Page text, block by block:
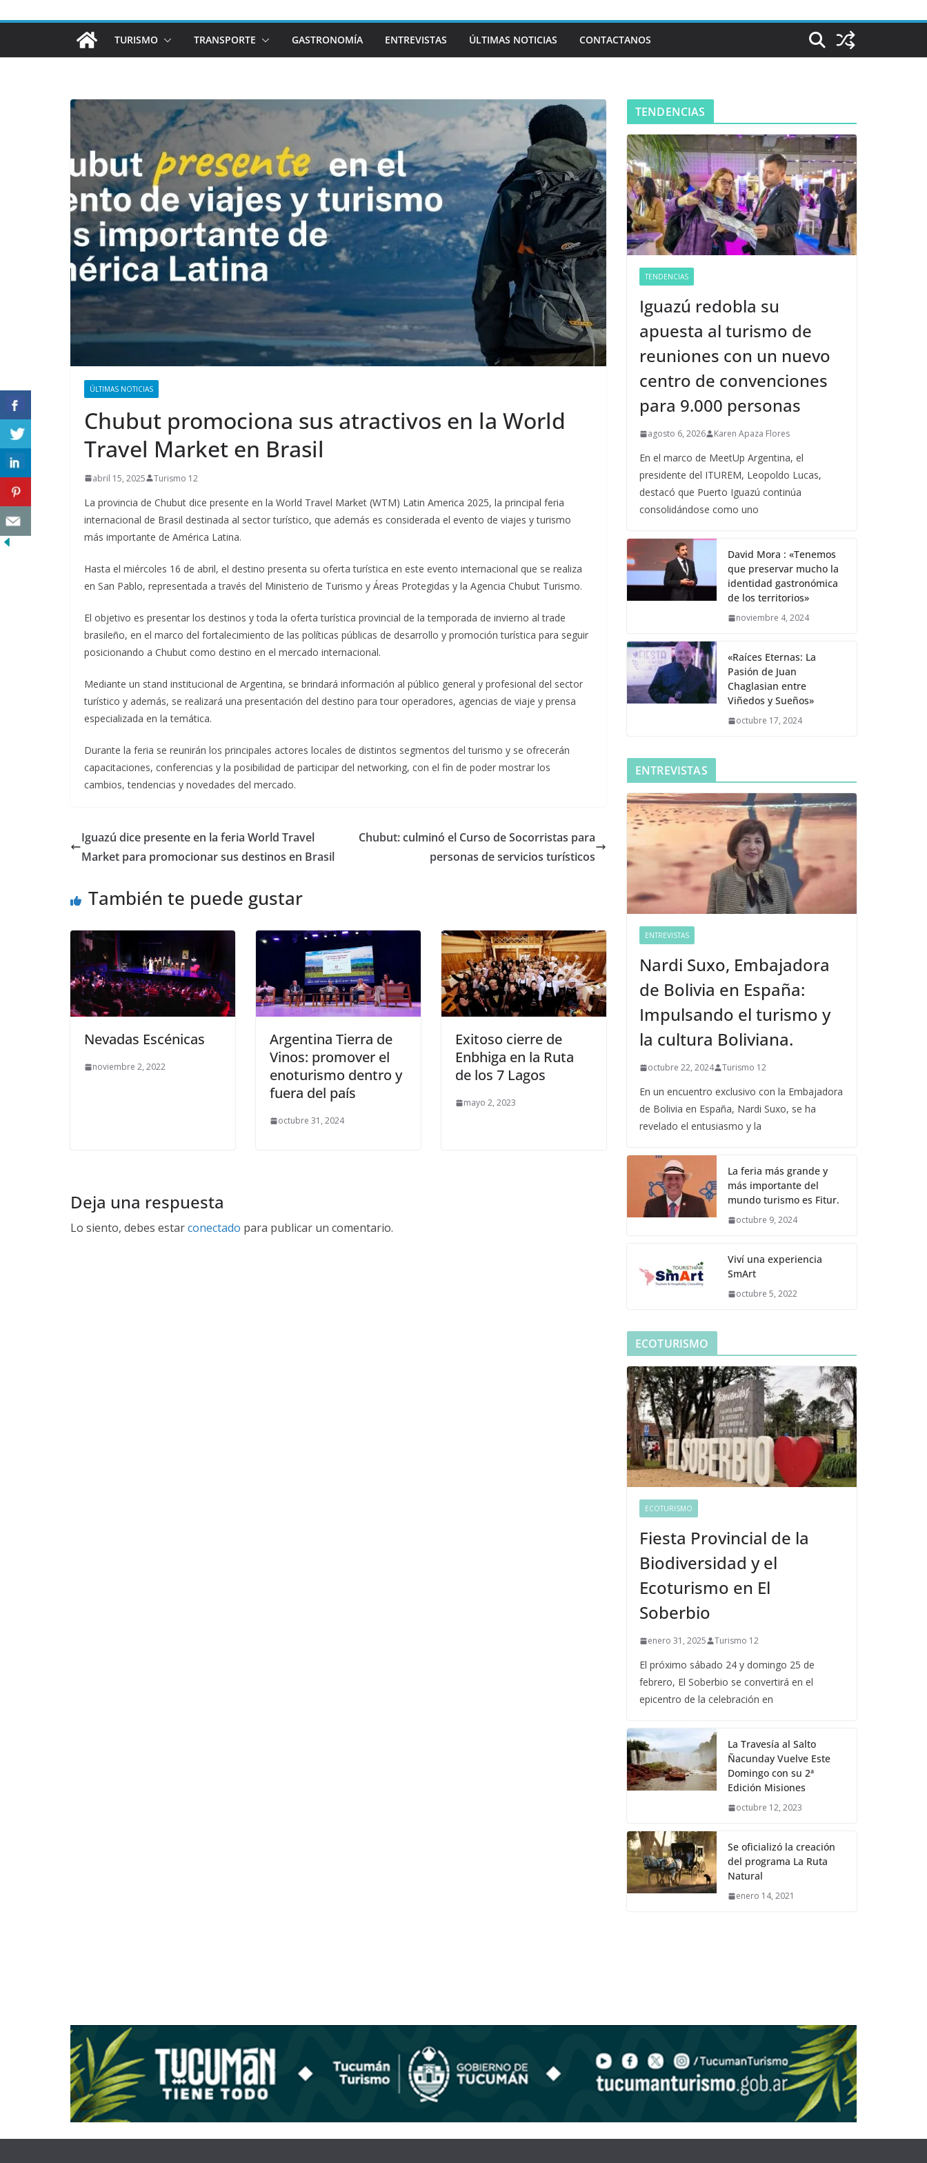
TURISMO TRANSPORTE GASTRONOMÍA ENTREVISTAS ÚLTIMAS NOTICIAS CONTACTANOS
ÚLTIMAS NOTICIAS
Chubut promociona sus atractivos en la World
Travel Market en Brasil
abril 15, 2025 Turismo 12
La provincia de Chubut dice presente en la World Travel Market (WTM) Latin America 2025, la principal feria
internacional de Brasil destinada al sector turístico, que además es considerada el evento de viajes y turismo
más importante de América Latina.
Hasta el miércoles 16 de abril, el destino presenta su oferta turística en este evento internacional que se realiza
en San Pablo, representada a través del Ministerio de Turismo y Áreas Protegidas y la Agencia Chubut Turismo.
El objetivo es presentar los destinos y toda la oferta turística provincial de la temporada de invierno al trade
brasileño, en el marco del fortalecimiento de las políticas públicas de desarrollo y promoción turística para seguir
posicionando a Chubut como destino en el mercado internacional.
Mediante un stand institucional de Argentina, se brindará información al público general y profesional del sector
turístico y además, se realizará una presentación del destino para tour operadores, agencias de viaje y prensa
especializada en la temática.
Durante la feria se reunirán los principales actores locales de distintos segmentos del turismo y se ofrecerán
capacitaciones, conferencias y la posibilidad de participar del networking, con el fin de poder mostrar los
cambios, tendencias y novedades del mercado.
Iguazú dice presente en la feria World Travel
Market para promocionar sus destinos en Brasil
Chubut: culminó el Curso de Socorristas para
personas de servicios turísticos
También te puede gustar
Nevadas Escénicas
noviembre 2, 2022
Argentina Tierra de
Vinos: promover el
enoturismo dentro y
fuera del país
octubre 31, 2024
Exitoso cierre de
Enbhiga en la Ruta
de los 7 Lagos
mayo 2, 2023
Deja una respuesta
Lo siento, debes estarconectado para publicar un comentario.
TENDENCIAS
TENDENCIAS
Iguazú redobla su
apuesta al turismo de
reuniones con un nuevo
centro de convenciones
para 9.000 personas
agosto 6, 2026 Karen Apaza Flores
En el marco de MeetUp Argentina, el
presidente del ITUREM, Leopoldo Lucas,
destacó que Puerto Iguazú continúa
consolidándose como uno
David Mora : «Tenemos
que preservar mucho la
identidad gastronómica
de los territorios»
noviembre 4, 2024
«Raíces Eternas: La
Pasión de Juan
Chaglasian entre
Viñedos y Sueños»
octubre 17, 2024
ENTREVISTAS
ENTREVISTAS
Nardi Suxo, Embajadora
de Bolivia en España:
Impulsando el turismo y
la cultura Boliviana.
octubre 22, 2024 Turismo 12
En un encuentro exclusivo con la Embajadora
de Bolivia en España, Nardi Suxo, se ha
revelado el entusiasmo y la
La feria más grande y
más importante del
mundo turismo es Fitur.
octubre 9, 2024
Viví una experiencia
SmArt
octubre 5, 2022
ECOTURISMO
ECOTURISMO
Fiesta Provincial de la
Biodiversidad y el
Ecoturismo en El
Soberbio
enero 31, 2025 Turismo 12
El próximo sábado 24 y domingo 25 de
febrero, El Soberbio se convertirá en el
epicentro de la celebración en
La Travesía al Salto
Ñacunday Vuelve Este
Domingo con su 2ª
Edición Misiones
octubre 12, 2023
Se oficializó la creación
del programa La Ruta
Natural
enero 14, 2021